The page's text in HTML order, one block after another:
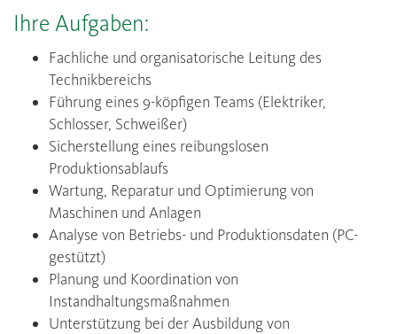
Ihre Aufgaben:
Fachliche und organisatorische Leitung des
Technikbereichs
Führung eines 9-köpfigen Teams (Elektriker,
Schlosser, Schweißer)
Sicherstellung eines reibungslosen
Produktionsablaufs
Wartung, Reparatur und Optimierung von
Maschinen und Anlagen
Analyse von Betriebs- und Produktionsdaten (PC-
gestützt)
Planung und Koordination von
Instandhaltungsmaßnahmen
Unterstützung bei der Ausbildung von